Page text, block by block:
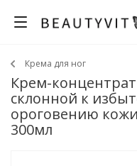
Крема для ног
Крем-концентрат
склонной к
ороговению кожи
300мл